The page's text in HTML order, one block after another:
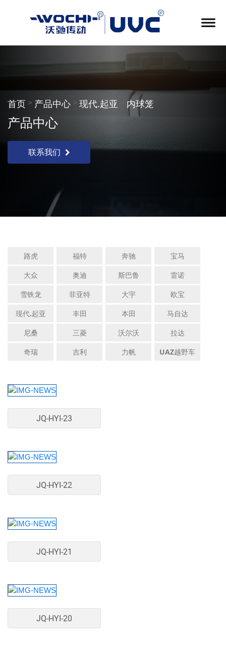
首页 > 产品中心 > 现代.起亚 内球笼
产品中心
联系我们
路虎 福特 奔驰
宝马
大众
奥迪 斯巴鲁
雷诺
雪铁龙
菲亚特 大宇
欧宝
现代.起亚
丰田 本田
马自达
尼桑
三菱 沃尔沃
拉达
奇瑞
吉利 力帆 UAZ越野车
JQ-HYI-23
JQ-HYI-22
JQ-HYI-21
JQ-HYI-20